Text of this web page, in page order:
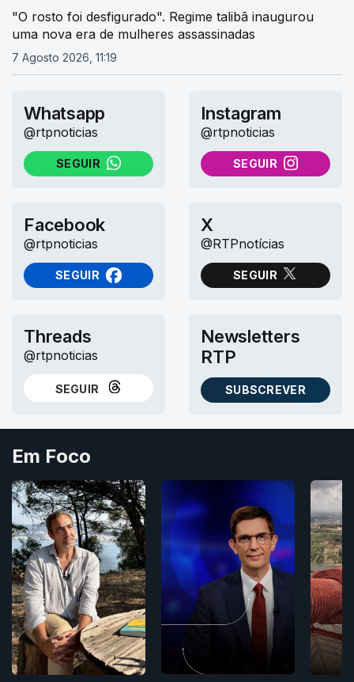
"O rosto foi desfigurado". Regime talibã inaugurou
uma nova era de mulheres assassinadas
7 Agosto 2026, 11:19
Whatsapp
@rtpnoticias
SEGUIR
NO WHATSAPP
Instagram
@rtpnoticias
SEGUIR
NO INSTAGRAM
Facebook
@rtpnoticias
SEGUIR
NO FACEBOOK
X
@RTPnotícias
SEGUIR
NO X (TWITTER)
Threads
@rtpnoticias
SEGUIR
NO THREADS
Newsletters
RTP
SUBSCREVER
AS NEWSLETTERS RTP
Em Foco